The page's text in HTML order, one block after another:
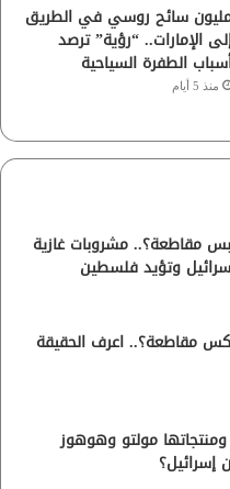
سائح روسي في الطريق
الإمارات.. “رؤية” ترصد
الطفرة السياحية
منذ 5 أيام
مقاطعة؟.. مشروبات غازية
وتؤيد فلسطين
مقاطعة؟.. اعرف الحقيقة
مولتو وهوهوز